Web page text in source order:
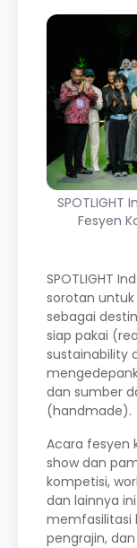
SPOTLIGHT
Fesyen
SPOTLIGHT
sorotan
sebagai
siap pakai
sustainability
dan sumber
(handmade).
Acara fesyen
show dan
kompetisi,
dan lainnya
memfasilitasi
pengrajin,